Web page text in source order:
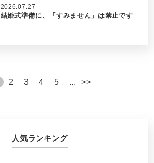
結婚式準備に、「すみません」は禁止です
2026.07.27
2 3 4 5 ... >>
人気ランキング